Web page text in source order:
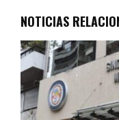
NOTICIAS